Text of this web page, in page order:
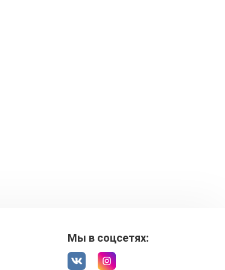
Мы в соцсетях: